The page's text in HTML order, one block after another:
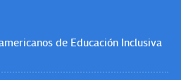
de Educación Inclusiva